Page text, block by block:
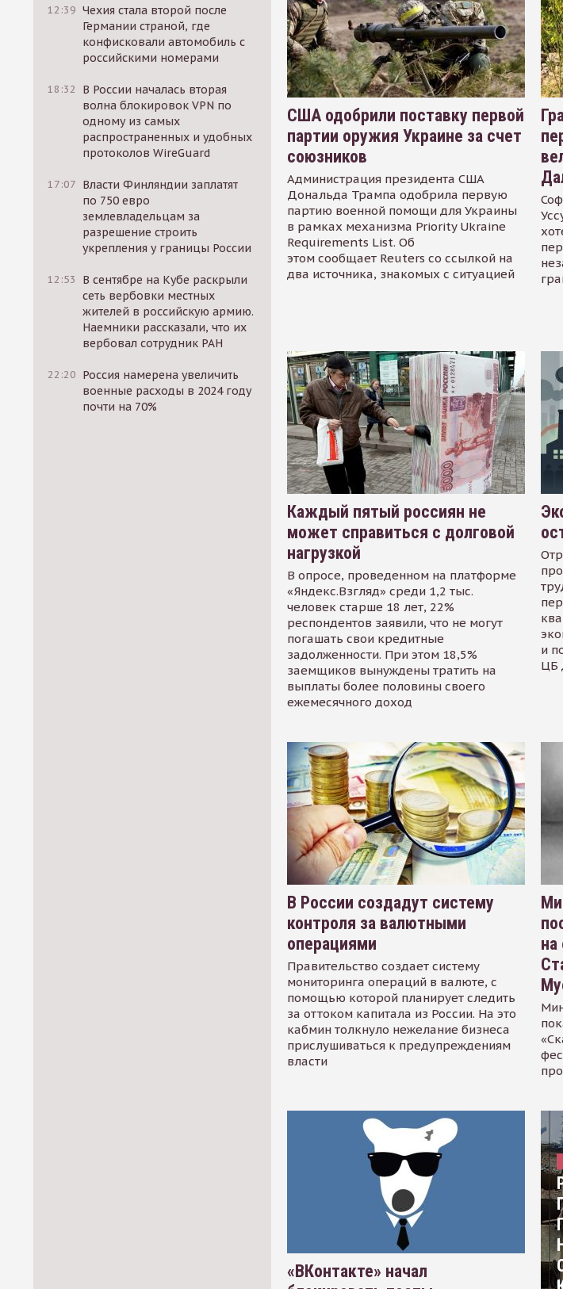
12:39 Чехия стала второй после
Германии страной, где
конфисковали автомобиль с
российскими номерами
18:32
В России началась вторая
волна блокировок VPN по
одному из самых
распространенных и удобных
протоколов WireGuard
17:07 Власти Финляндии заплатят
по 750 евро
землевладельцам за
разрешение строить
укрепления у границы России
12:53
В сентябре на Кубе раскрыли
сеть вербовки местных
жителей в российскую армию.
Наемники рассказали, что их
вербовал сотрудник РАН
22:20 Россия намерена увеличить
военные расходы в 2024 году
почти на 70%
США одобрили поставку первой
партии оружия Украине за счет
союзников
Администрация президента США
Дональда Трампа одобрила первую
партию военной помощи для Украины
в рамках механизма Priority Ukraine
Requirements List. Об
этом сообщает Reuters со ссылкой на
два источника, знакомых с ситуацией
Каждый пятый россиян не
может справиться с долговой
нагрузкой
В опросе, проведенном на платформе
«Яндекс.Взгляд» среди 1,2 тыс.
человек старше 18 лет, 22%
респондентов заявили, что не могут
погашать свои кредитные
задолженности. При этом 18,5%
заемщиков вынуждены тратить на
выплаты более половины своего
ежемесячного доход
и
ЦБ
В России создадут систему
контроля за валютными
операциями
Правительство создает систему
мониторинга операций в валюте, с
помощью которой планирует следить
за оттоком капитала из России. На это
кабмин толкнуло нежелание бизнеса
прислушиваться к предупреждениям
власти
«ВКонтакте» начал